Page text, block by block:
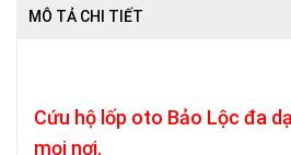
MÔ TẢ CHI TIẾT
Cứu hộ lốp oto Bảo Lộc đa
mọi nơi.